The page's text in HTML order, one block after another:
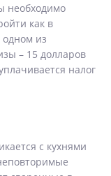
необходимо
как в
одном из
– 15 долларов
налог
с кухнями